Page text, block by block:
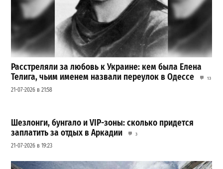
Расстреляли за любовь к Украине: кем была Елена
Телига, чьим именем назвали переулок в Одессе
13
21-07-2026 в 21:58
Шезлонги, бунгало и VIP-зоны: сколько придется
заплатить за отдых в Аркадии
3
21-07-2026 в 19:23